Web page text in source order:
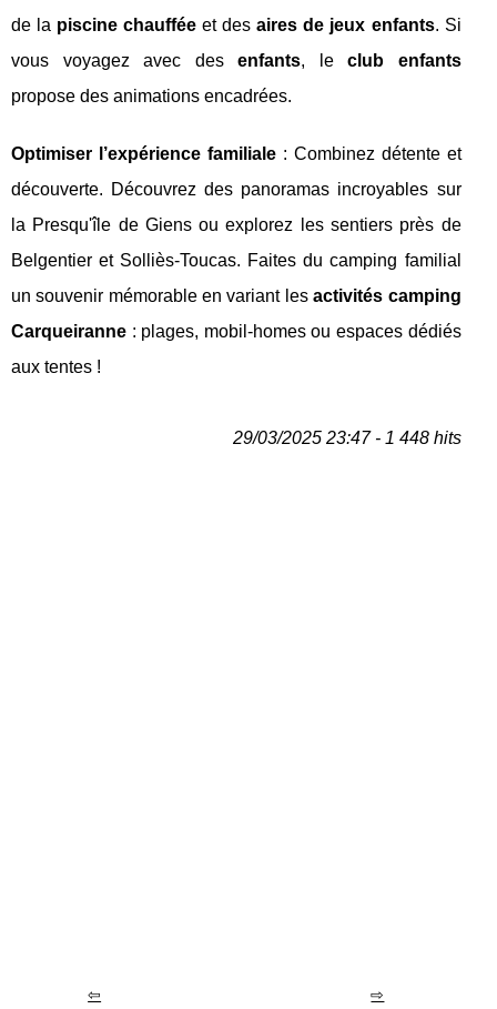
de la piscine chauffée et desaires de jeux enfants. Si
vous voyagez avec desenfants, leclub enfants
propose des animations encadrées.
Optimiser l’expérience familiale: Combinez détente et
découverte. Découvrez des panoramas incroyables sur
la Presqu'île de Giens ou explorez les sentiers près de
Belgentier et Solliès-Toucas. Faites du camping familial
un souvenir mémorable en variant lesactivités camping
Carqueiranne : plages, mobil-homes ou espaces dédiés
aux tentes !
29/03/2025 23:47 - 1 448 hits